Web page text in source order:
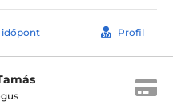
időpont Profil